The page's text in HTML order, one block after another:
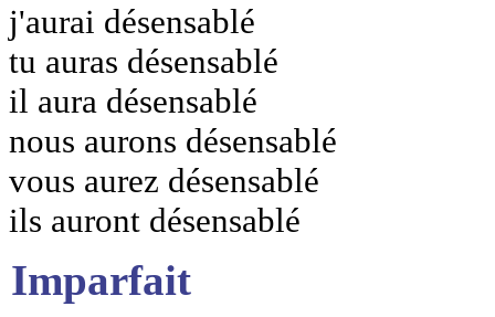
j'aurai désensablé
tu auras désensablé
il aura désensablé
nous aurons désensablé
vous aurez désensablé
ils auront désensablé
Imparfait